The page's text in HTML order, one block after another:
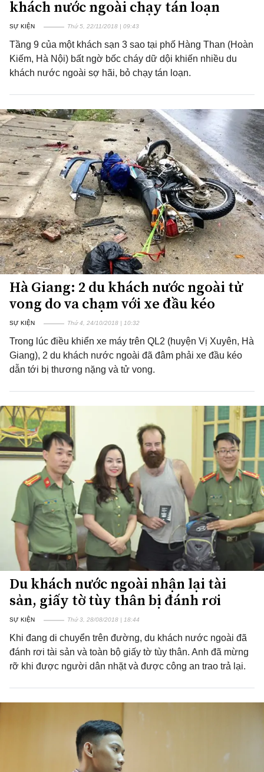
khách nước ngoài chạy tán loạn
SỰ KIỆN Thứ 5, 22/11/2018 | 09:43
Tầng 9 của một khách sạn 3 sao tại phố Hàng Than (Hoàn
Kiếm, Hà Nội) bất ngờ bốc cháy dữ dội khiến nhiều du
khách nước ngoài sợ hãi, bỏ chạy tán loạn.
Hà Giang: 2 du khách nước ngoài tử
vong do va chạm với xe đầu kéo
SỰ KIỆN Thứ 4, 24/10/2018 | 10:32
Trong lúc điều khiển xe máy trên QL2 (huyện Vị Xuyên, Hà
Giang), 2 du khách nước ngoài đã đâm phải xe đầu kéo
dẫn tới bị thương nặng và tử vong.
Du khách nước ngoài nhận lại tài
sản, giấy tờ tùy thân bị đánh rơi
SỰ KIỆN Thứ 3, 28/08/2018 | 18:44
Khi đang di chuyển trên đường, du khách nước ngoài đã
đánh rơi tài sản và toàn bộ giấy tờ tùy thân. Anh đã mừng
rỡ khi được người dân nhặt và được công an trao trả lại.